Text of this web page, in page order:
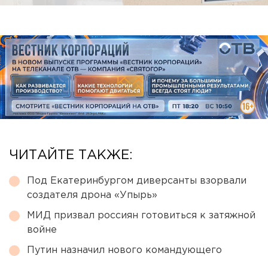
ЧИТАЙТЕ ТАКЖЕ:
Под Екатеринбургом диверсанты взорвали
создателя дрона «Упырь»
МИД призвал россиян готовиться к затяжной
войне
Путин назначил нового командующего